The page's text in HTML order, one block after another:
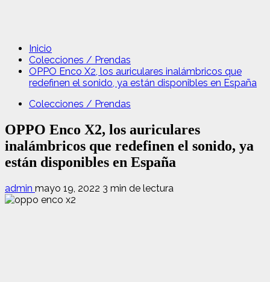
Inicio
Colecciones / Prendas
OPPO Enco X2, los auriculares inalámbricos que
redefinen el sonido, ya están disponibles en España
Colecciones / Prendas
OPPO Enco X2, los auriculares
inalámbricos que redefinen el sonido, ya
están disponibles en España
admin mayo 19, 2022 3 min de lectura